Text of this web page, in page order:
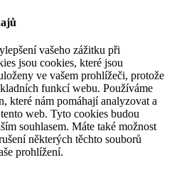
vašeho zážitku při
jsou cookies, které jsou
ve vašem prohlížeči, protože
funkcí webu. Používáme
které nám pomáhají analyzovat a
web. Tyto cookies budou
souhlasem. Máte také možnost
některých těchto souborů
prohlížení.